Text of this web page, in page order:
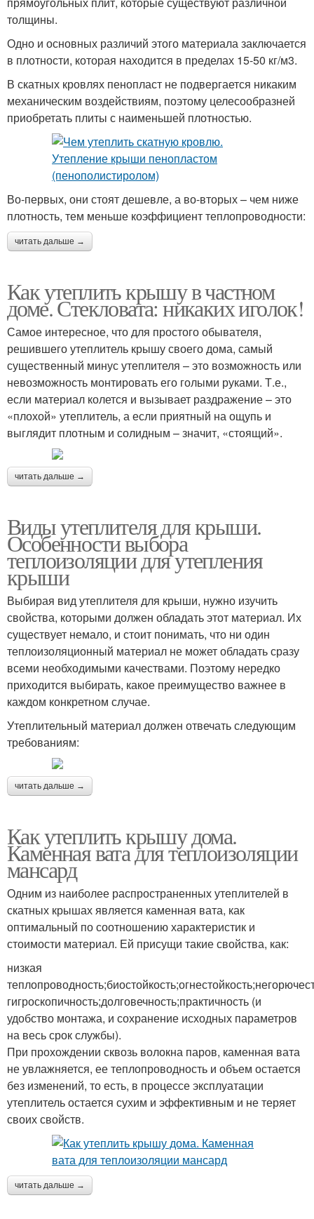
толщины.
Одно и основных различий этого материала заключается
в плотности, которая находится в пределах 15-50 кг/м3.
В скатных кровлях пенопласт не подвергается никаким
механическим воздействиям, поэтому целесообразней
приобретать плиты с наименьшей плотностью.
Во-первых, они стоят дешевле, а во-вторых – чем ниже
плотность, тем меньше коэффициент теплопроводности:
читать дальше →
Как утеплить крышу в частном
доме. Стекловата: никаких иголок!
Самое интересное, что для простого обывателя,
решившего утеплитель крышу своего дома, самый
существенный минус утеплителя – это возможность или
невозможность монтировать его голыми руками. Т.е.,
если материал колется и вызывает раздражение – это
«плохой» утеплитель, а если приятный на ощупь и
выглядит плотным и солидным – значит, «стоящий».
читать дальше →
Виды утеплителя для крыши.
Особенности выбора
теплоизоляции для утепления
крыши
Выбирая вид утеплителя для крыши, нужно изучить
свойства, которыми должен обладать этот материал. Их
существует немало, и стоит понимать, что ни один
теплоизоляционный материал не может обладать сразу
всеми необходимыми качествами. Поэтому нередко
приходится выбирать, какое преимущество важнее в
каждом конкретном случае.
Утеплительный материал должен отвечать следующим
требованиям:
читать дальше →
Как утеплить крышу дома.
Каменная вата для теплоизоляции
мансард
Одним из наиболее распространенных утеплителей в
скатных крышах является каменная вата, как
оптимальный по соотношению характеристик и
стоимости материал. Ей присущи такие свойства, как:
низкая
гигроскопичность;долговечность;практичность (и
удобство монтажа, и сохранение исходных параметров
на весь срок службы).
При прохождении сквозь волокна паров, каменная вата
не увлажняется, ее теплопроводность и объем остается
без изменений, то есть, в процессе эксплуатации
утеплитель остается сухим и эффективным и не теряет
своих свойств.
читать дальше →